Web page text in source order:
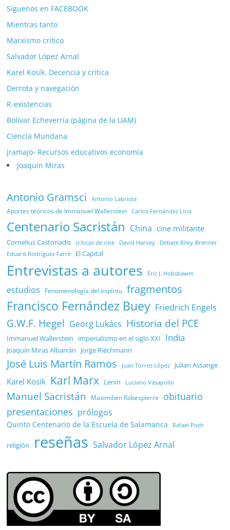
Síguenos en FACEBOOK
Mientras tanto
Marxismo crítico
Salvador López Arnal
Karel Kosík. Decencia y crítica
Derrota y navegación
R-existencias
Bolívar Echeverría (página de la UAM)
Ciencía Mundana
Jramajo- Recursos educativos economía
Joaquín Miras
Antonio Gramsci Antonio Labriola
Aportes teóricos de Immanuel Wallerstein Carlos Fernández Liria
Centenario Sacristán China cine militante
Cornelius Castoriadis críticas de cine David Harvey Debate Riley-Brenner
Eduard Rodríguez Farré El Capital
Entrevistas a autores Eric J. Hobsbawm
estudios Fenomenología del espíritu fragmentos
Francisco Fernández Buey Friedrich Engels
G.W.F. Hegel Georg Lukács Historia del PCE
Immanuel Wallerstein imperialismo en el siglo XXI India
Joaquín Miras Albarrán Jorge Riechmann
José Luis Martín Ramos Juan Torres López Julian Assange
Karel Kosík Karl Marx Lenin Luciano Vasapollo
Manuel Sacristán Maximilien Robespierre
obituario
presentaciones prólogos
Quinto Centenario de la Escuela de Salamanca Rafael Poch
religión reseñas Salvador López Arnal